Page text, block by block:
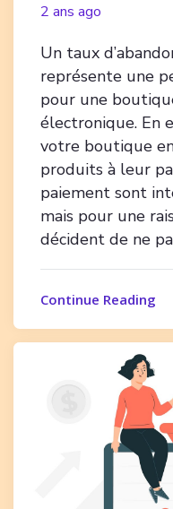
2 ans ago
Un taux
représente une
pour une
électronique. En
votre boutique
produits à leur
paiement sont
mais pour une
décident de ne
Continue Reading